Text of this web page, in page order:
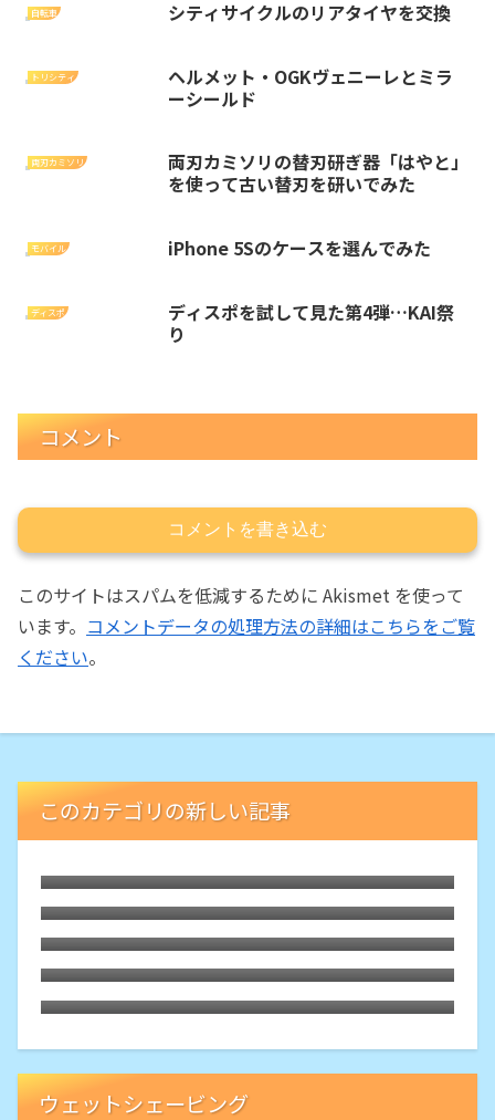
自転車 シティサイクルのリアタイヤを交換
トリシティ
ヘルメット・OGKヴェニーレとミラ
ーシールド
両刃カミソリ
両刃カミソリの替刃研ぎ器「はやと」
を使って古い替刃を研いでみた
モバイル iPhone 5Sのケースを選んでみた
ディスポ
ディスポを試して見た第4弾…KAI祭
り
コメント
コメントを書き込む
このサイトはスパムを低減するために Akismet を使って
います。 コメントデータの処理方法の詳細はこちらをご覧
ください。
このカテゴリの新しい記事
FUSIONの2枚刃バージョン「Gillette
久しぶり入手の両刃カミソリ「YAQI Ghost
70SP」は我的決定版な高効率性
Gillette公式によるセンサーエクセル互換
カミソリの製品化は自らの「ジレット商
法」からの脱却
格安Shavetteをウェッジ刃用研ぎ器として
入手
意外な逸品「Whityle 22T-H Glide PRO
5.0」は替刃2枚で二枚刃のカミソリホルダ
ー
ウェットシェービング